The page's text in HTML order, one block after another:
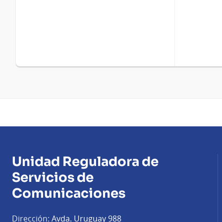
Unidad Reguladora de
Servicios de
Comunicaciones
Dirección: Avda. Uruguay 988